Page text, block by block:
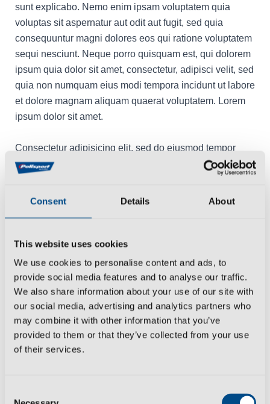
Consent Details About
This website uses cookies
We use cookies to personalise content and ads, to
provide social media features and to analyse our traffic.
We also share information about your use of our site with
our social media, advertising and analytics partners who
may combine it with other information that you’ve
provided to them or that they’ve collected from your use
of their services.
sunt explicabo. Nemo enim ipsam voluptatem quia
voluptas sit aspernatur aut odit aut fugit, sed quia
consequuntur magni dolores eos qui ratione voluptatem
sequi nesciunt. Neque porro quisquam est, qui dolorem
ipsum quia dolor sit amet, consectetur, adipisci velit, sed
quia non numquam eius modi tempora incidunt ut labore
et dolore magnam aliquam quaerat voluptatem. Lorem
ipsum dolor sit amet.
Consectetur adipisicing elit, sed do eiusmod tempor
incididunt ut labore et dolore magna aliqua. Ut enim ad
minim veniam, quis nostrud exercitation ullamco laboris
cupidatat non proident, sunt in culpa qui officia deserunt
mollit anim id est laborum. Sed ut perspiciatis unde
omnis iste natus error sit voluptatem accusantium
doloremque laudantium, totam.
Eiusmod tempor incididunt ut labore et dolore magna
aliqua. Lorem ipsum dolor sit amet consectetur
adipisicing elit, sed do eiusmod tempor incididunt ut
aliquip ex ea commodo consequat. Duis aute irure dolor